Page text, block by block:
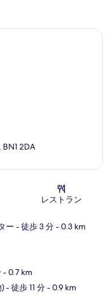
2DA
レストラン
ー - 徒歩 3 分- 0.3 km
- 0.7 km
- 徒歩 11 分- 0.9 km